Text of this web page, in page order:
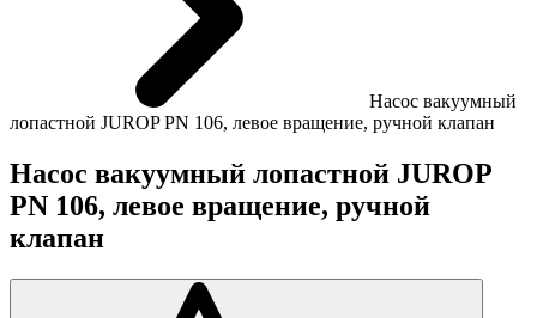
Насос вакуумный
лопастной JUROP PN 106, левое вращение, ручной клапан
Насос вакуумный лопастной JUROP
PN 106, левое вращение, ручной
клапан